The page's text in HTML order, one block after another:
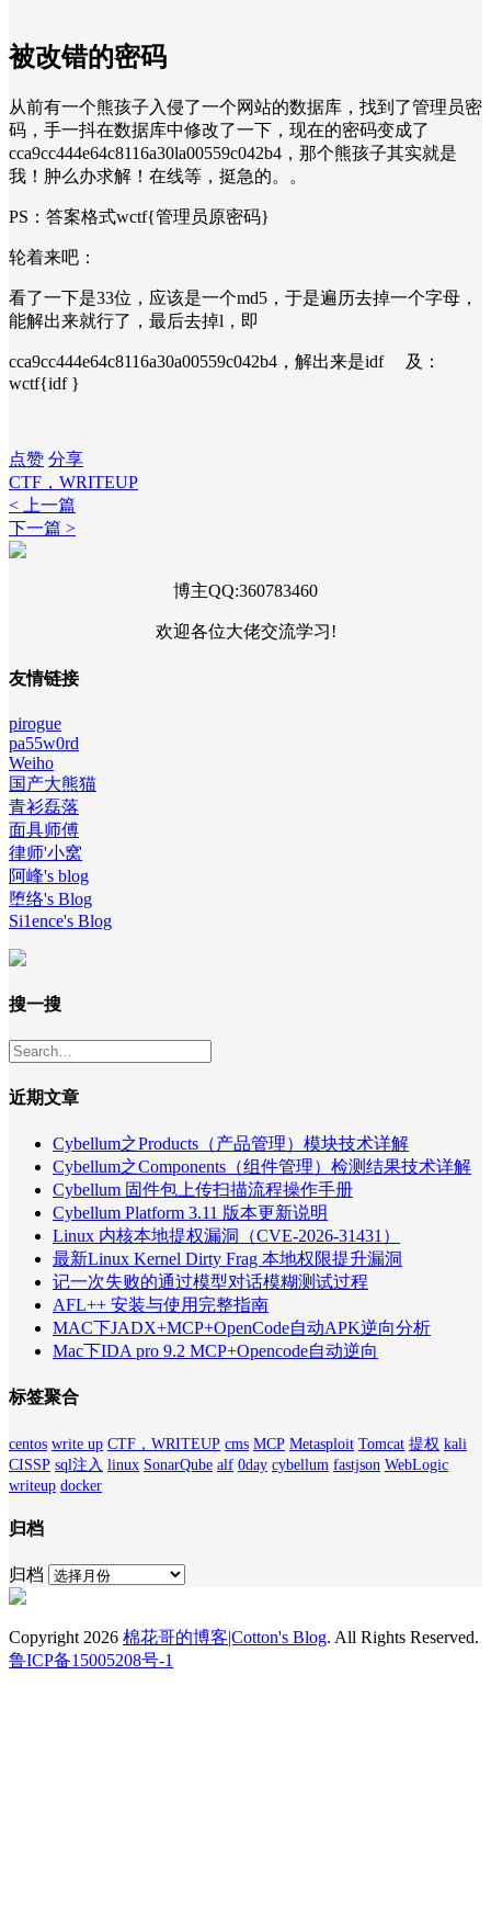
被改错的密码
从前有一个熊孩子入侵了一个网站的数据库，找到了管理员密
码，手一抖在数据库中修改了一下，现在的密码变成了
cca9cc444e64c8116a30la00559c042b4，那个熊孩子其实就是
我！肿么办求解！在线等，挺急的。。
PS：答案格式wctf{管理员原密码}
轮着来吧：
看了一下是33位，应该是一个md5，于是遍历去掉一个字母，
能解出来就行了，最后去掉l，即
cca9cc444e64c8116a30a00559c042b4，解出来是idf 及：
wctf{idf }
点赞 分享
CTF，WRITEUP
< 上一篇
下一篇 >
博主QQ:360783460
欢迎各位大佬交流学习!
友情链接
pirogue
pa55w0rd
Weiho
国产大熊猫
青衫磊落
面具师傅
律师'小窝
阿峰's blog
堕络's Blog
Si1ence's Blog
搜一搜
近期文章
Cybellum之Products（产品管理）模块技术详解
Cybellum之Components（组件管理）检测结果技术详解
Cybellum 固件包上传扫描流程操作手册
Cybellum Platform 3.11 版本更新说明
Linux 内核本地提权漏洞（CVE-2026-31431）
最新Linux Kernel Dirty Frag 本地权限提升漏洞
记一次失败的通过模型对话模糊测试过程
AFL++ 安装与使用完整指南
MAC下JADX+MCP+OpenCode自动APK逆向分析
Mac下IDA pro 9.2 MCP+Opencode自动逆向
标签聚合
centos write up CTF，WRITEUP cms MCP Metasploit Tomcat 提权 kali
CISSP sql注入 linux SonarQube alf 0day cybellum fastjson WebLogic
writeup docker
归档
归档
Copyright 2026 棉花哥的博客|Cotton's Blog. All Rights Reserved.
鲁ICP备15005208号-1